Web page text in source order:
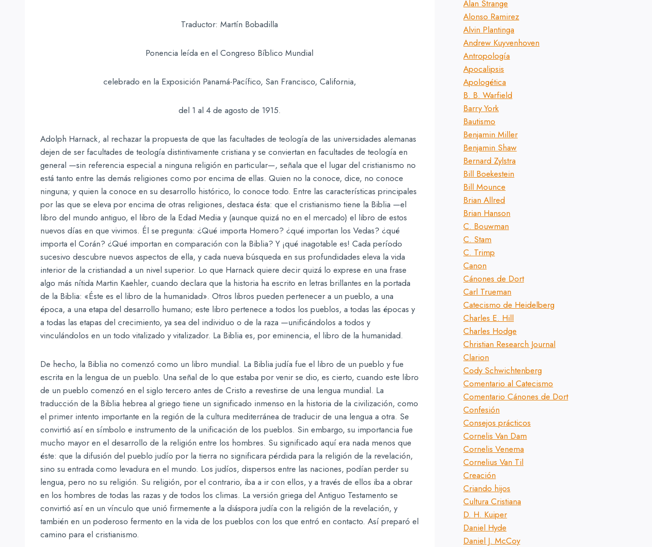
Traductor: Martín Bobadilla
Ponencia leída en el Congreso Bíblico Mundial
celebrado en la Exposición Panamá-Pacífico, San Francisco, California,
del 1 al 4 de agosto de 1915.
Adolph Harnack, al rechazar la propuesta de que las facultades de teología de las universidades alemanas
dejen de ser facultades de teología distintivamente cristiana y se conviertan en facultades de teología en
general —sin referencia especial a ninguna religión en particular—, señala que el lugar del cristianismo no
está tanto entre las demás religiones como por encima de ellas. Quien no la conoce, dice, no conoce
ninguna; y quien la conoce en su desarrollo histórico, lo conoce todo. Entre las características principales
por las que se eleva por encima de otras religiones, destaca ésta: que el cristianismo tiene la Biblia —el
libro del mundo antiguo, el libro de la Edad Media y (aunque quizá no en el mercado) el libro de estos
nuevos días en que vivimos. Él se pregunta: ¿Qué importa Homero? ¿qué importan los Vedas? ¿qué
importa el Corán? ¿Qué importan en comparación con la Biblia? Y ¡qué inagotable es! Cada período
sucesivo descubre nuevos aspectos de ella, y cada nueva búsqueda en sus profundidades eleva la vida
interior de la cristiandad a un nivel superior. Lo que Harnack quiere decir quizá lo exprese en una frase
algo más nítida Martin Kaehler, cuando declara que la historia ha escrito en letras brillantes en la portada
de la Biblia: «Éste es el libro de la humanidad». Otros libros pueden pertenecer a un pueblo, a una
época, a una etapa del desarrollo humano; este libro pertenece a todos los pueblos, a todas las épocas y
a todas las etapas del crecimiento, ya sea del individuo o de la raza —unificándolos a todos y
vinculándolos en un todo vitalizado y vitalizador. La Biblia es, por eminencia, el libro de la humanidad.
De hecho, la Biblia no comenzó como un libro mundial. La Biblia judía fue el libro de un pueblo y fue
escrita en la lengua de un pueblo. Una señal de lo que estaba por venir se dio, es cierto, cuando este libro
de un pueblo comenzó en el siglo tercero antes de Cristo a revestirse de una lengua mundial. La
traducción de la Biblia hebrea al griego tiene un significado inmenso en la historia de la civilización, como
el primer intento importante en la región de la cultura mediterránea de traducir de una lengua a otra. Se
convirtió así en símbolo e instrumento de la unificación de los pueblos. Sin embargo, su importancia fue
mucho mayor en el desarrollo de la religión entre los hombres. Su significado aquí era nada menos que
éste: que la difusión del pueblo judío por la tierra no significara pérdida para la religión de la revelación,
sino su entrada como levadura en el mundo. Los judíos, dispersos entre las naciones, podían perder su
lengua, pero no su religión. Su religión, por el contrario, iba a ir con ellos, y a través de ellos iba a obrar
en los hombres de todas las razas y de todos los climas. La versión griega del Antiguo Testamento se
convirtió así en un vínculo que unió firmemente a la diáspora judía con la religión de la revelación, y
también en un poderoso fermento en la vida de los pueblos con los que entró en contacto. Así preparó el
camino para el cristianismo.
Alan Strange
Alonso Ramirez
Alvin Plantinga
Andrew Kuyvenhoven
Antropología
Apocalipsis
Apologética
B. B. Warfield
Barry York
Bautismo
Benjamin Miller
Benjamin Shaw
Bernard Zylstra
Bill Boekestein
Bill Mounce
Brian Allred
Brian Hanson
C. Bouwman
C. Stam
C. Trimp
Canon
Cánones de Dort
Carl Trueman
Catecismo de Heidelberg
Charles E. Hill
Charles Hodge
Christian Research Journal
Clarion
Cody Schwichtenberg
Comentario al Catecismo
Comentario Cánones de Dort
Confesión
Consejos prácticos
Cornelis Van Dam
Cornelis Venema
Cornelius Van Til
Creación
Criando hijos
Cultura Cristiana
D. H. Kuiper
Daniel Hyde
Daniel J. McCoy